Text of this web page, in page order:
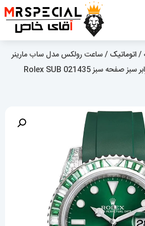
/اتوماتیک / ساعت رولکس مدل ساب مارینر
اتوماتیک فول نگین بند رابر سبز صفحه سبز 021435 Rolex SUB